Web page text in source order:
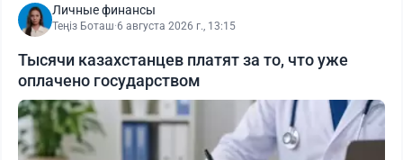
Личные финансы
Теңіз Боташ·6 августа 2026 г., 13:15
Тысячи казахстанцев платят за то, что уже
оплачено государством